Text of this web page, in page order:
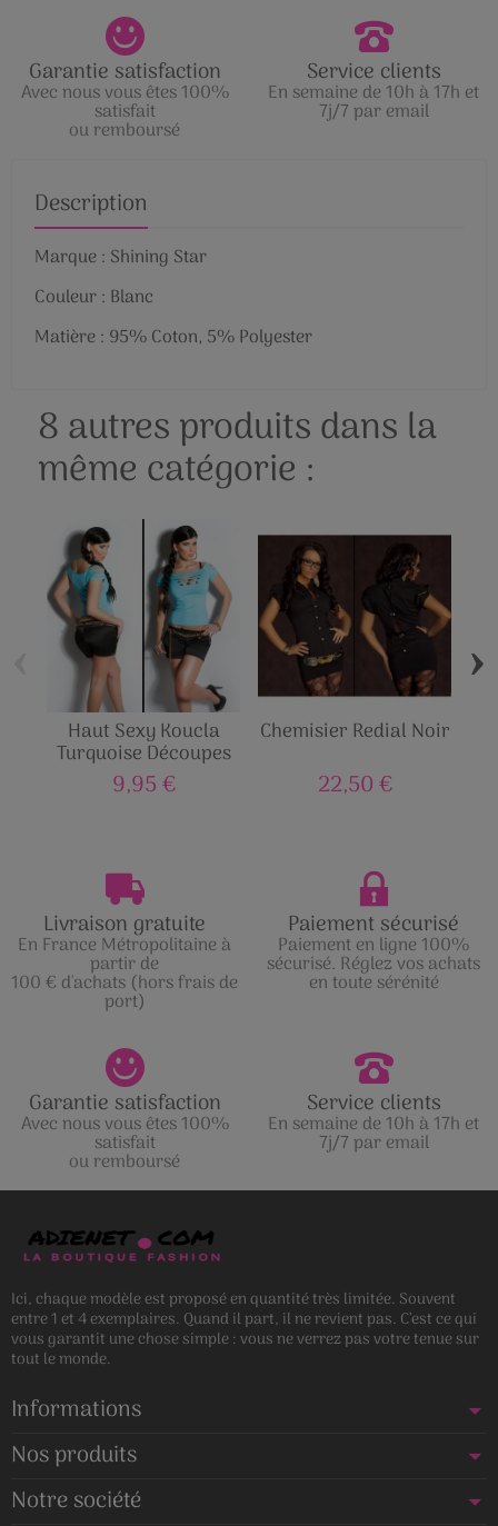
Garantie satisfaction
Avec nous vous êtes 100%
satisfait
ou remboursé
Service clients
En semaine de 10h à 17h et
7j/7 par email
Description
Marque : Shining Star
Couleur : Blanc
Matière : 95% Coton, 5% Polyester
8 autres produits dans la
même catégorie :
Haut Sexy Koucla
Turquoise Découpes
9,95 €
Chemisier Redial Noir
22,50 €
›
Livraison gratuite
En France Métropolitaine à
partir de
100 € d'achats (hors frais de
port)
Paiement sécurisé
Paiement en ligne 100%
sécurisé. Réglez vos achats
en toute sérénité
Garantie satisfaction
Avec nous vous êtes 100%
satisfait
ou remboursé
Service clients
En semaine de 10h à 17h et
7j/7 par email
Ici, chaque modèle est proposé en quantité très limitée. Souvent
entre 1 et 4 exemplaires. Quand il part, il ne revient pas. C’est ce qui
vous garantit une chose simple : vous ne verrez pas votre tenue sur
tout le monde.
Informations
Nos produits
Notre société